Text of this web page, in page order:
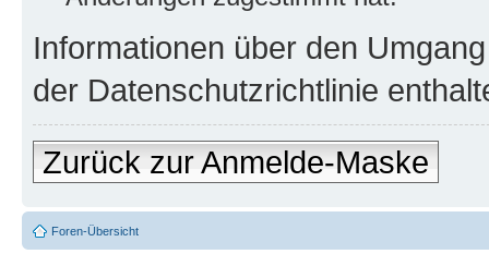
Informationen über den
der Datenschutzrichtlinie
Zurück zur Anmelde-Maske
Foren-Übersicht